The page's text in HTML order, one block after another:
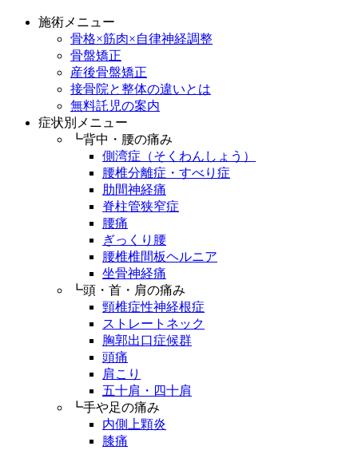
施術メニュー
骨格×筋肉×自律神経調整
骨盤矯正
産後骨盤矯正
接骨院と整体の違いとは
無料託児の案内
症状別メニュー
┗背中・腰の痛み
側湾症（そくわんしょう）
腰椎分離症・すべり症
肋間神経痛
脊柱管狭窄症
腰痛
ぎっくり腰
腰椎椎間板ヘルニア
坐骨神経痛
┗頭・首・肩の痛み
頸椎症性神経根症
ストレートネック
胸郭出口症候群
頭痛
肩こり
五十肩・四十肩
┗手や足の痛み
内側上顆炎
膝痛